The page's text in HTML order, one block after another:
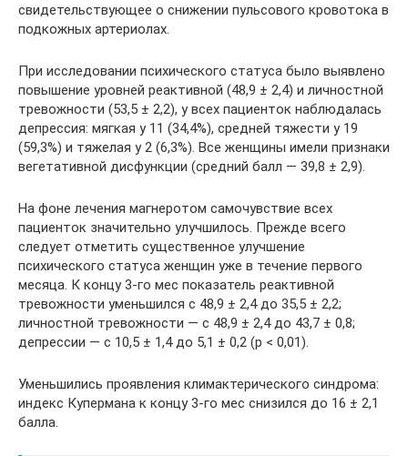
свидетельствующее о снижении пульсового кровотока в
подкожных артериолах.
При исследовании психического статуса было выявлено
повышение уровней реактивной (48,9 ± 2,4) и личностной
тревожности (53,5 ± 2,2), у всех пациенток наблюдалась
депрессия: мягкая у 11 (34,4%), средней тяжести у 19
(59,3%) и тяжелая у 2 (6,3%). Все женщины имели признаки
вегетативной дисфункции (средний балл — 39,8 ± 2,9).
На фоне лечения магнеротом самочувствие всех
пациенток значительно улучшилось. Прежде всего
следует отметить существенное улучшение
психического статуса женщин уже в течение первого
месяца. К концу 3-го мес показатель реактивной
тревожности уменьшился с 48,9 ± 2,4 до 35,5 ± 2,2;
личностной тревожности — с 48,9 ± 2,4 до 43,7 ± 0,8;
депрессии — с 10,5 ± 1,4 до 5,1 ± 0,2 (p < 0,01).
Уменьшились проявления климактерического синдрома:
индекс Купермана к концу 3-го мес снизился до 16 ± 2,1
балла.